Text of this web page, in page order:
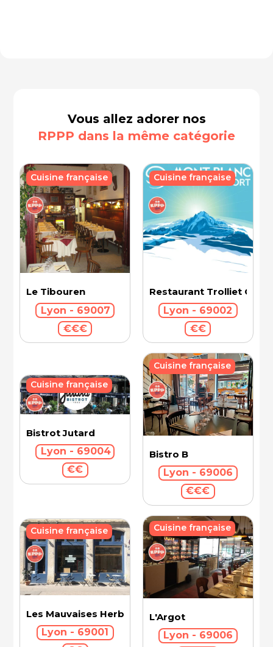
Vous allez adorer nos
RPPP dans la même catégorie
Le Tibouren
Lyon - 69007
€€€
Cuisine française
Restaurant Trolliet
Lyon - 69002
€€
Cuisine française
Bistrot Jutard
Lyon - 69004
€€
Cuisine française
Bistro B
Lyon - 69006
€€€
Cuisine française
Les Mauvaises Herbes
Lyon - 69001
Cuisine française
L'Argot
Lyon - 69006
Cuisine française